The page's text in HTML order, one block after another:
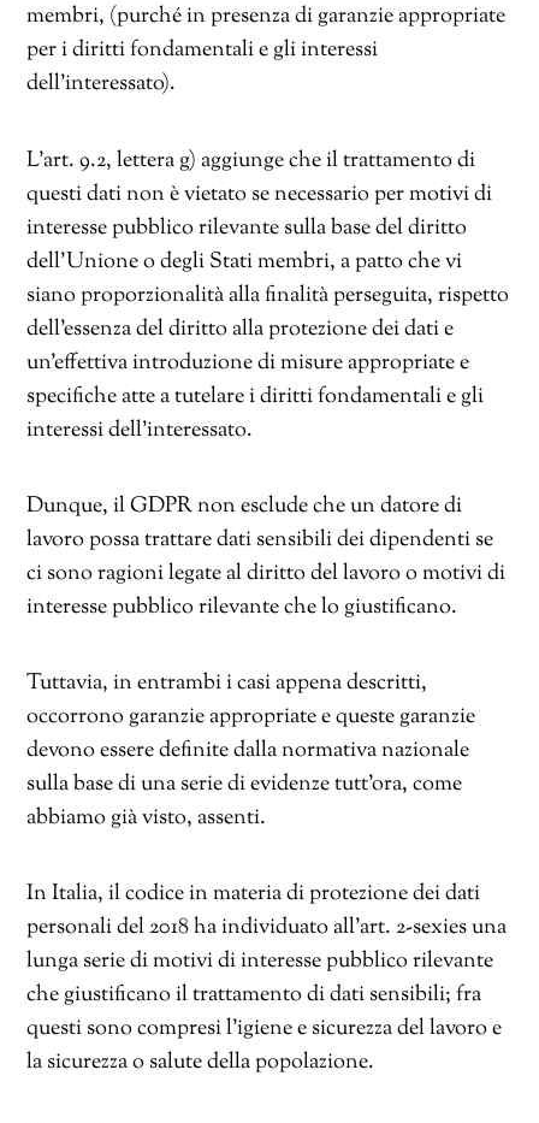
membri, (purché in presenza di garanzie appropriate
per i diritti fondamentali e gli interessi
dell’interessato).
L’art. 9.2, lettera g) aggiunge che il trattamento di
questi dati non è vietato se necessario per motivi di
interesse pubblico rilevante sulla base del diritto
dell’Unione o degli Stati membri, a patto che vi
siano proporzionalità alla finalità perseguita, rispetto
dell’essenza del diritto alla protezione dei dati e
un’effettiva introduzione di misure appropriate e
specifiche atte a tutelare i diritti fondamentali e gli
interessi dell’interessato.
Dunque, il GDPR non esclude che un datore di
lavoro possa trattare dati sensibili dei dipendenti se
ci sono ragioni legate al diritto del lavoro o motivi di
interesse pubblico rilevante che lo giustificano.
Tuttavia, in entrambi i casi appena descritti,
occorrono garanzie appropriate e queste garanzie
devono essere definite dalla normativa nazionale
sulla base di una serie di evidenze tutt’ora, come
abbiamo già visto, assenti.
In Italia, il codice in materia di protezione dei dati
personali del 2018 ha individuato all’art. 2-sexies una
lunga serie di motivi di interesse pubblico rilevante
che giustificano il trattamento di dati sensibili; fra
questi sono compresi l’igiene e sicurezza del lavoro e
la sicurezza o salute della popolazione.